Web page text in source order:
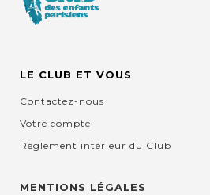
LE CLUB ET VOUS
Contactez-nous
Votre compte
Règlement intérieur du Club
MENTIONS LÉGALES